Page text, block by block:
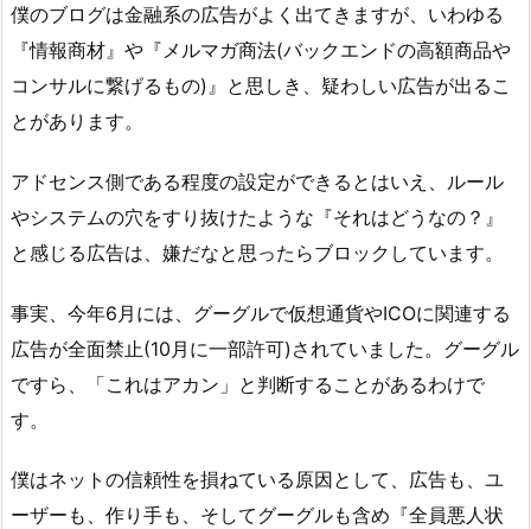
僕のブログは金融系の広告がよく出てきますが、いわゆる
『情報商材』や『メルマガ商法(バックエンドの高額商品や
コンサルに繋げるもの)』と思しき、疑わしい広告が出るこ
とがあります。
アドセンス側である程度の設定ができるとはいえ、ルール
やシステムの穴をすり抜けたような『それはどうなの？』
と感じる広告は、嫌だなと思ったらブロックしています。
事実、今年6月には、グーグルで仮想通貨やICOに関連する
広告が全面禁止(10月に一部許可)されていました。グーグル
ですら、「これはアカン」と判断することがあるわけで
す。
僕はネットの信頼性を損ねている原因として、広告も、ユ
ーザーも、作り手も、そしてグーグルも含め『全員悪人状